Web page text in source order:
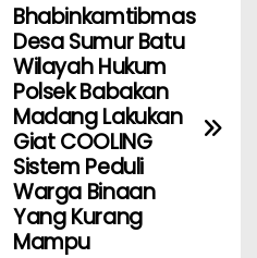
Bhabinkamtibmas
Desa Sumur Batu
Wilayah Hukum
Polsek Babakan
Madang Lakukan
Giat COOLING
Sistem Peduli
Warga Binaan
Yang Kurang
Mampu